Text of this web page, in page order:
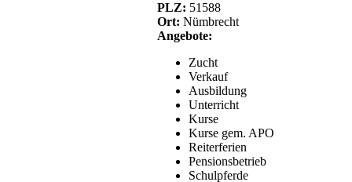
PLZ: 51588
Ort: Nümbrecht
Angebote:
Zucht
Verkauf
Ausbildung
Unterricht
Kurse
Kurse gem. APO
Reiterferien
Pensionsbetrieb
Schulpferde